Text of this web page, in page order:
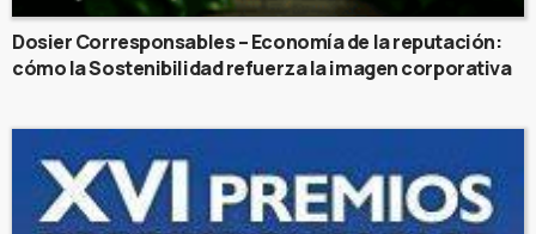
Dosier Corresponsables – Economía de la reputación:
cómo la Sostenibilidad refuerza la imagen corporativa